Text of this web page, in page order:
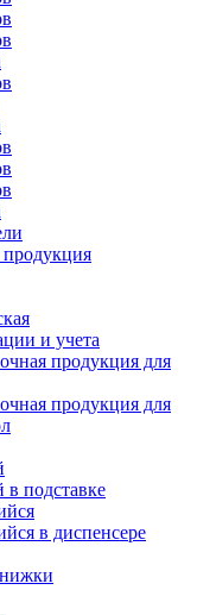
и учета
продукция для
продукция для
в подставке
в диспенсере